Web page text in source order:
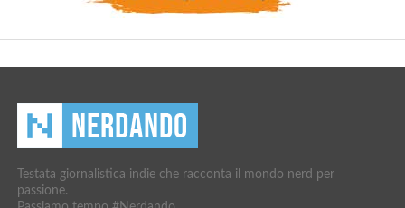
Testata giornalistica indie che racconta il mondo nerd per
passione.